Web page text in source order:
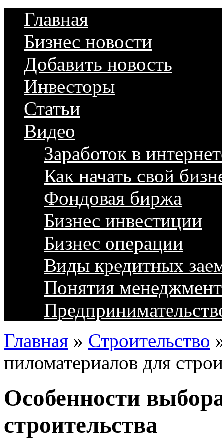
Главная
Бизнес новости
Добавить новость
Инвесторы
Статьи
Видео
Заработок в
Как начать свой
Фондовая биржа
Бизнес инвестиции
Бизнес операции
Виды кредитных
Понятия
Главная » Строительство
пиломатериалов для
Особенности
строительства